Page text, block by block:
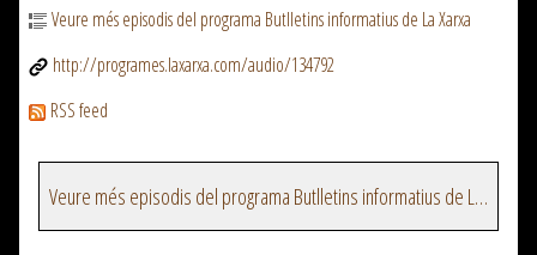
Veure més episodis del programa Butlletins informatius de La Xarxa
http://programes.laxarxa.com/audio/134792
RSS feed
Veure més episodis del programa Butlletins informatius de La Xarxa